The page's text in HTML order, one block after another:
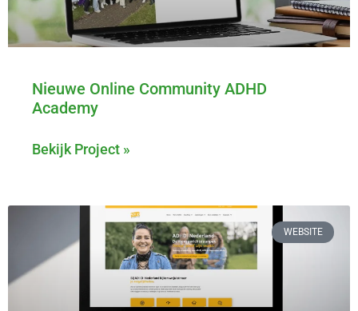
Nieuwe Online Community ADHD
Academy
Bekijk Project »
WEBSITE